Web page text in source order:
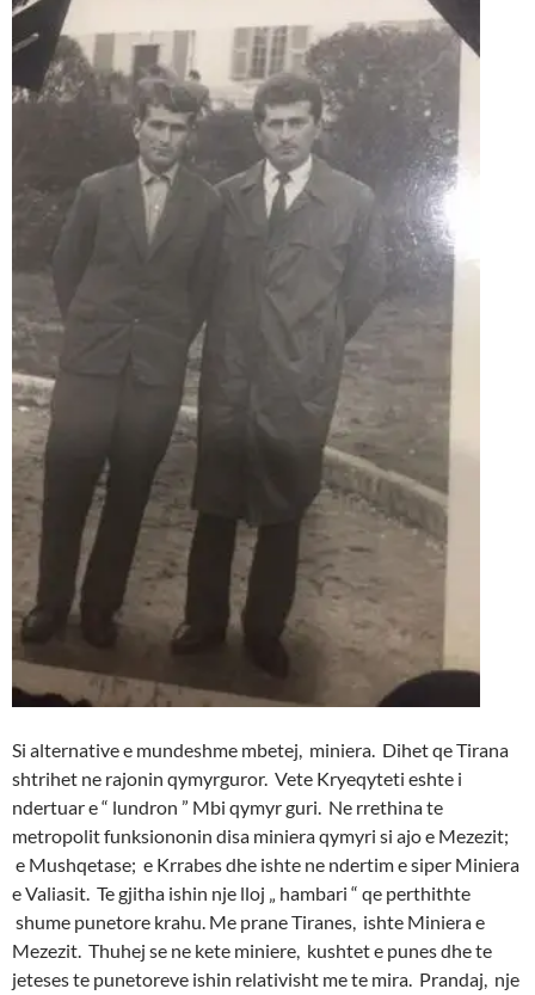
Si alternative e mundeshme mbetej, miniera. Dihet qe Tirana
shtrihet ne rajonin qymyrguror. Vete Kryeqyteti eshte i
ndertuar e “ lundron ” Mbi qymyr guri. Ne rrethina te
metropolit funksiononin disa miniera qymyri si ajo e Mezezit;
e Mushqetase; e Krrabes dhe ishte ne ndertim e siper Miniera
e Valiasit. Te gjitha ishin nje lloj „ hambari “ qe perthithte
shume punetore krahu. Me prane Tiranes, ishte Miniera e
Mezezit. Thuhej se ne kete miniere, kushtet e punes dhe te
jeteses te punetoreve ishin relativisht me te mira. Prandaj, nje